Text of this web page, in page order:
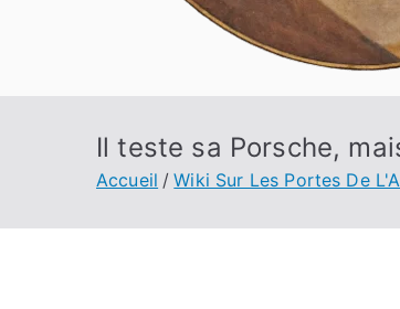
Il teste sa Porsche,
Accueil Wiki Sur Les Portes De